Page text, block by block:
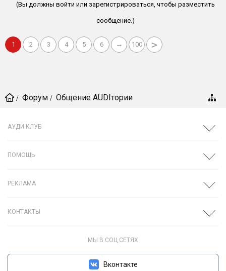
(Вы должны войти или зарегистрироваться, чтобы разместить
сообщение.)
1 2 3 4 5 6 → 100 >
Форум Общение AUDIтории
АУДИ КЛУБ
ПОМОЩЬ
РЕКЛАМА
КОНТАКТЫ
МЫ В СОЦ СЕТЯХ
Вконтакте